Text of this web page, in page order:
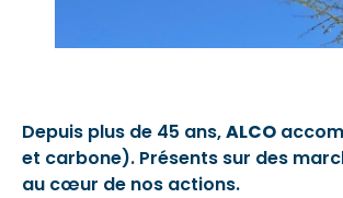
Depuis plus de 45 ans,ALCO
et carbone). Présents sur des
au cœur de nos actions.